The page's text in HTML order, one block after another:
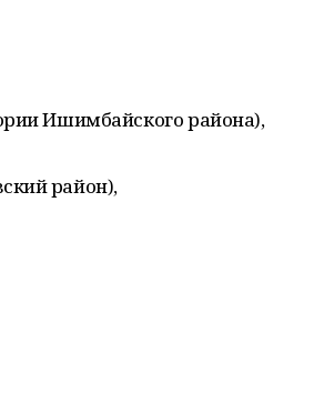
Ишимбайского района),
район),